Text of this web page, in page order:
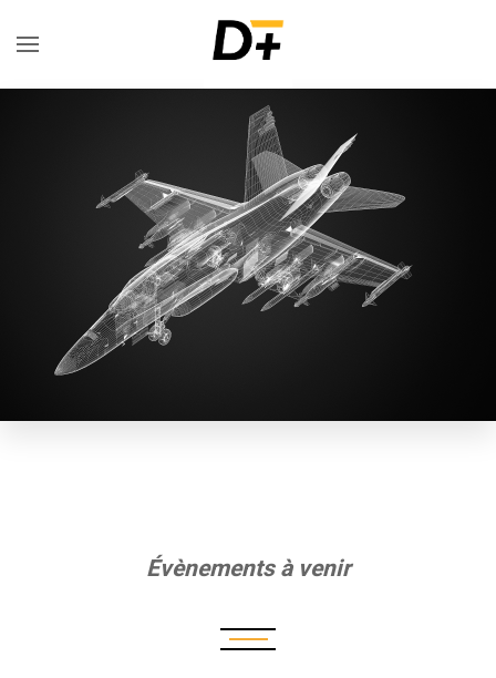
Évènements à venir